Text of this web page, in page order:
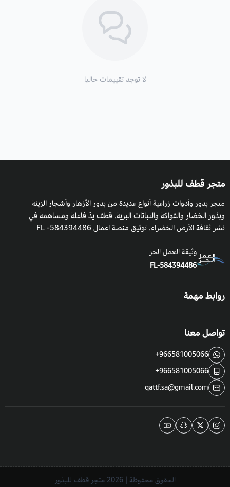
لا توجد تقييمات حاليا
متجر قطف للبذور
متجر بذور وأدوات زراعية أنواع عديدة من بذور الأزهار وأشجار الزينة
وبذور الخضار والفواكة والنباتات البرية. قطف يدٌ فاعلة ومساهمة في
نشر ثقافة الأرض الخضراء. توثيق منصة اعمال 584394486- FL
وثيقة العمل الحر
FL-584394486
روابط مهمة
تواصل معنا
+966581005066
+966581005066
qattf.sa@gmail.com
الحقوق محفوظة | 2026 متجر قطف للبذور